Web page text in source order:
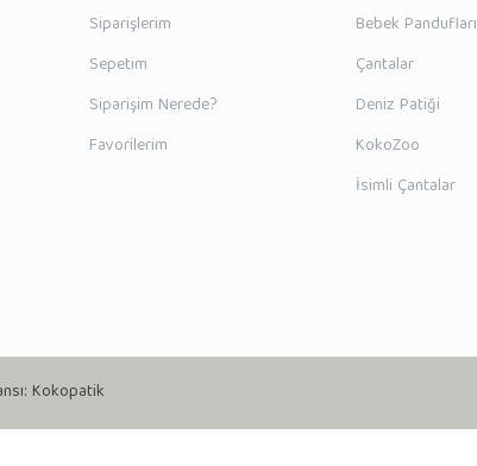
Siparişlerim
Sepetim
Siparişim Nerede?
Favorilerim
Bebek Pandufları
Çantalar
Deniz Patiği
KokoZoo
İsimli Çantalar
Kokopatik